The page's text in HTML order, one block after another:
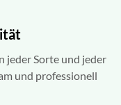
jeder Sorte und jeder
und professionell